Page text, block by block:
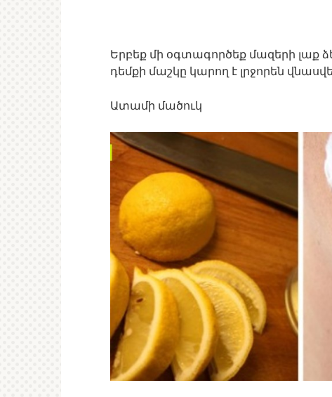
Երբեք մի օգտագործեք մազերի լաք
դեմքի մաշկը կարող է լրջորեն
Ատամի մածուկ